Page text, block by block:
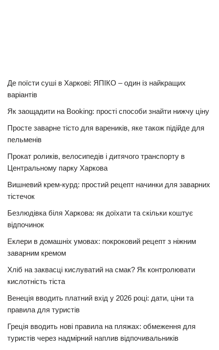
Де поїсти суші в Харкові: ЯПІКО – один із найкращих
варіантів
Як заощадити на Booking: прості способи знайти нижчу ціну
Просте заварне тісто для вареників, яке також підійде для
пельменів
Прокат роликів, велосипедів і дитячого транспорту в
Центральному парку Харкова
Вишневий крем-курд: простий рецепт начинки для заварних
тістечок
Безлюдівка біля Харкова: як доїхати та скільки коштує
відпочинок
Еклери в домашніх умовах: покроковий рецепт з ніжним
заварним кремом
Хліб на заквасці кислуватий на смак? Як контролювати
кислотність тіста
Венеція вводить платний вхід у 2026 році: дати, ціни та
правила для туристів
Греція вводить нові правила на пляжах: обмеження для
туристів через надмірний наплив відпочивальників